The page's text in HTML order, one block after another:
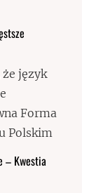
język
Forma
Polskim
– Kwestia